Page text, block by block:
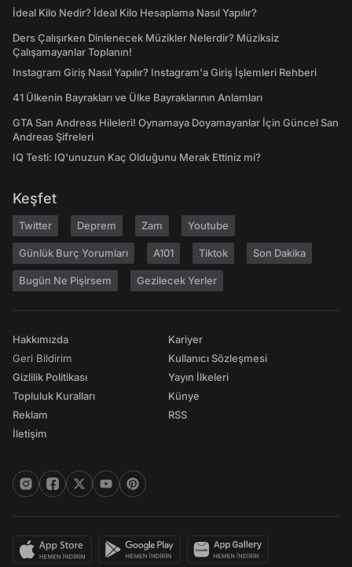
İdeal Kilo Nedir? İdeal Kilo Hesaplama Nasıl Yapılır?
Ders Çalışırken Dinlenecek Müzikler Nelerdir? Müziksiz
Çalışamayanlar Toplanın!
Instagram Giriş Nasıl Yapılır? Instagram'a Giriş İşlemleri Rehberi
41 Ülkenin Bayrakları ve Ülke Bayraklarının Anlamları
GTA San Andreas Hileleri! Oynamaya Doyamayanlar İçin Güncel San
Andreas Şifreleri
IQ Testi: IQ'unuzun Kaç Olduğunu Merak Ettiniz mi?
Keşfet
Twitter Deprem Zam Youtube
Günlük Burç Yorumları A101 Tiktok Son Dakika
Bugün Ne Pişirsem Gezilecek Yerler
Hakkımızda
Geri Bildirim
Gizlilik Politikası
Topluluk Kuralları
Reklam
İletişim
Kariyer
Kullanıcı Sözleşmesi
Yayın İlkeleri
Künye
RSS